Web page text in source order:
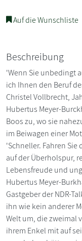
Auf die Wunschliste
Beschreibung
'Wenn Sie unbedingt
ich Ihnen den Beruf
Christel Vollbrecht,
Hubertus Meyer-
Boos zu, wo sie
im Beiwagen einer
'Schneller. Fahren
auf der Überholspur,
Lebensfreude und
Hubertus Meyer-
Gastgeber der NDR-
ihn wie kein anderer
Welt um, die zweimal
ihrem Enkel mit auf